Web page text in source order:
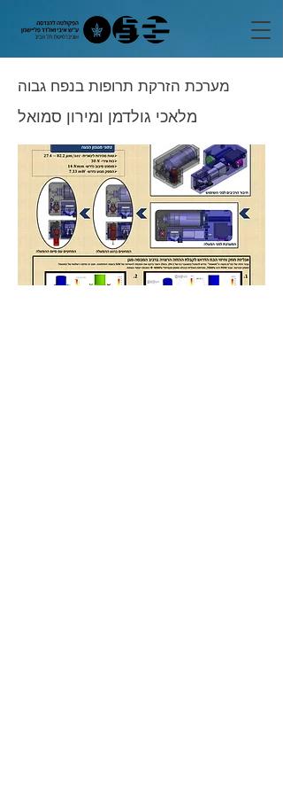
מערכת הזרקת תרופות בנפח גבוה
מלאכי גולדמן ומירון סמואל